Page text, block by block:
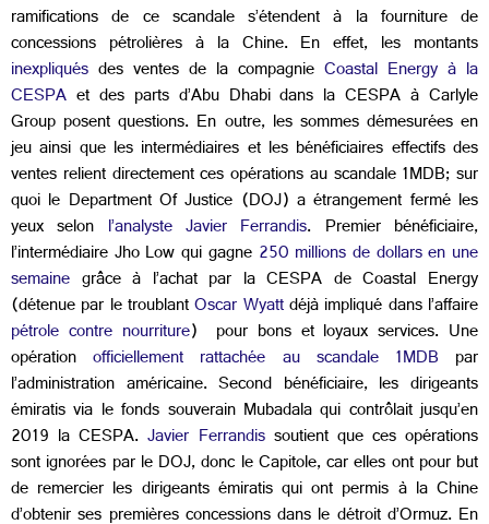
ramifications de ce scandale s’étendent à la fourniture de
concessions pétrolières à la Chine. En effet, les montants
inexpliqués des ventes de la compagnie Coastal Energy à la
CESPA et des parts d’Abu Dhabi dans la CESPA à Carlyle
Group posent questions. En outre, les sommes démesurées en
jeu ainsi que les intermédiaires et les bénéficiaires effectifs des
ventes relient directement ces opérations au scandale 1MDB; sur
quoi le Department Of Justice (DOJ) a étrangement fermé les
yeux selon l’analyste Javier Ferrandis. Premier bénéficiaire,
l’intermédiaire Jho Low qui gagne 250 millions de dollars en une
semaine grâce à l’achat par la CESPA de Coastal Energy
(détenue par le troublantOscar Wyattdéjà impliqué dans l’affaire
pétrole contre nourriture) pour bons et loyaux services. Une
opérationofficiellement rattachée au scandale 1MDB par
l’administration américaine. Second bénéficiaire, les dirigeants
émiratis via le fonds souverain Mubadala qui contrôlait jusqu’en
2019 la CESPA.Javier Ferrandissoutient que ces opérations
sont ignorées par le DOJ, donc le Capitole, car elles ont pour but
de remercier les dirigeants émiratis qui ont permis à la Chine
d’obtenir ses premières concessions dans le détroit d’Ormuz. En